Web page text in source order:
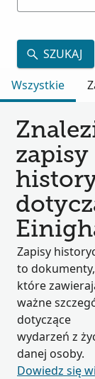
SZUKAJ
Wszystkie
zapisy
Zapisy
to dokumenty,
które
ważne
dotyczące
wydarzeń z
danej osoby.
Dowiedz się